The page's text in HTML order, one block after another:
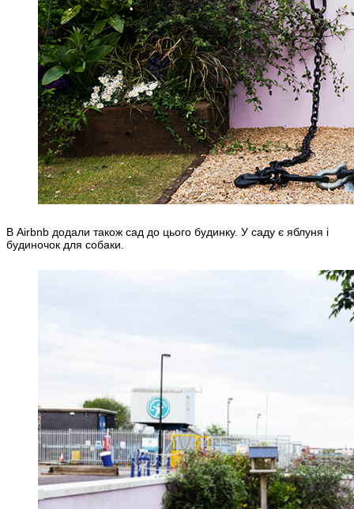
В Airbnb додали також сад до цього будинку. У саду є яблуня і
будиночок для собаки.